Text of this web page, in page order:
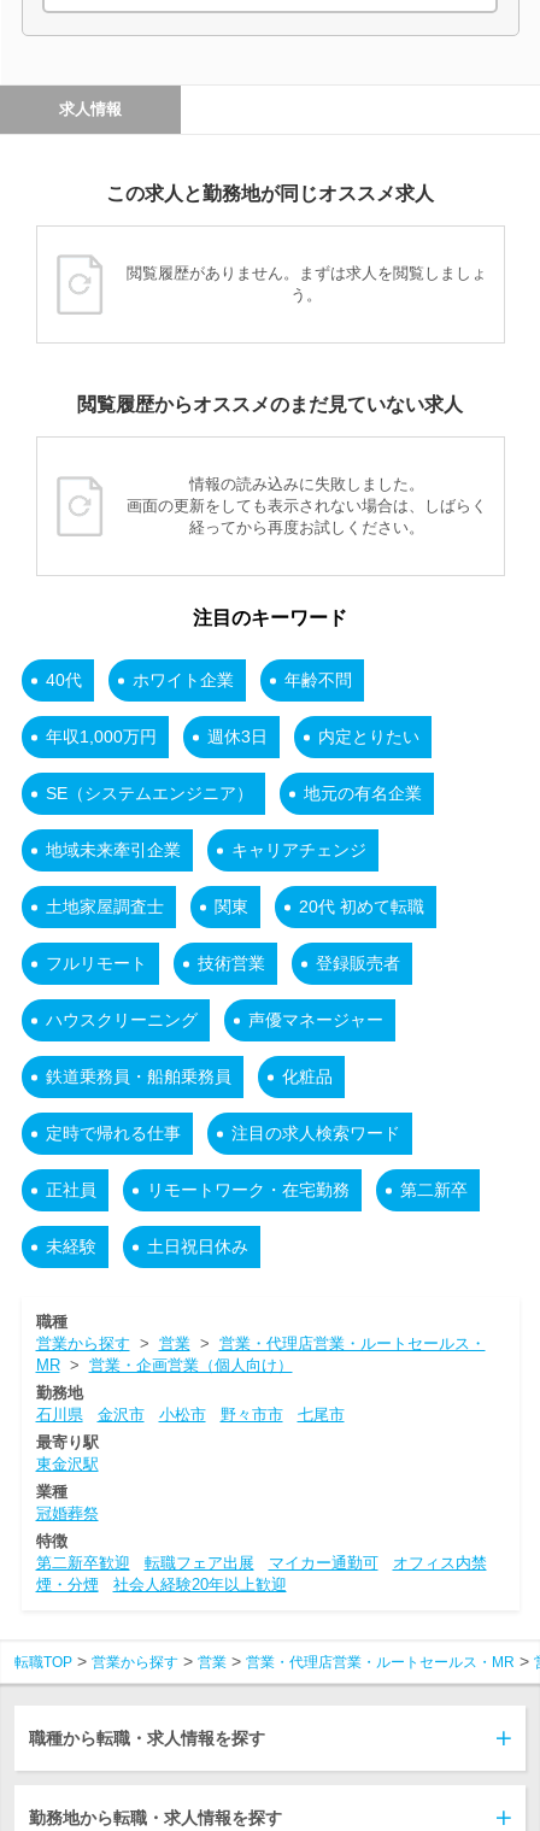
求人情報
この求人と勤務地が同じオススメ求人
閲覧履歴がありません。まずは求人を閲覧しましょ
う。
閲覧履歴からオススメのまだ見ていない求人
情報の読み込みに失敗しました。
画面の更新をしても表示されない場合は、しばらく
経ってから再度お試しください。
注目のキーワード
40代 ホワイト企業 年齢不問
年収1,000万円 週休3日 内定とりたい
SE（システムエンジニア） 地元の有名企業
地域未来牽引企業 キャリアチェンジ
土地家屋調査士 関東 20代 初めて転職
フルリモート 技術営業 登録販売者
ハウスクリーニング 声優マネージャー
鉄道乗務員・船舶乗務員 化粧品
定時で帰れる仕事 注目の求人検索ワード
正社員 リモートワーク・在宅勤務 第二新卒
未経験 土日祝日休み
職種
営業から探す > 営業> 営業・代理店営業・ルートセールス・
MR> 営業・企画営業（個人向け）
勤務地
石川県
金沢市 小松市 野々市市
七尾市
最寄り駅
東金沢駅
業種
冠婚葬祭
特徴
第二新卒歓迎
転職フェア出展 マイカー通勤可
オフィス内禁
煙・分煙
社会人経験20年以上歓迎
転職TOP 営業から探す 営業 営業・代理店営業・ルートセールス・MR
職種から転職・求人情報を探す
勤務地から転職・求人情報を探す